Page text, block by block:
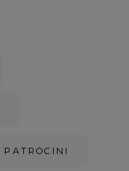
PATROCINI